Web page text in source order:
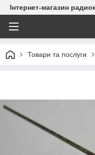
Інтернет-магазин
Товари та послуги